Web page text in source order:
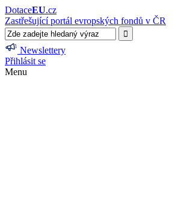
DotaceEU.cz
Zastřešující portál evropských fondů v ČR
Newslettery
Přihlásit se
Menu